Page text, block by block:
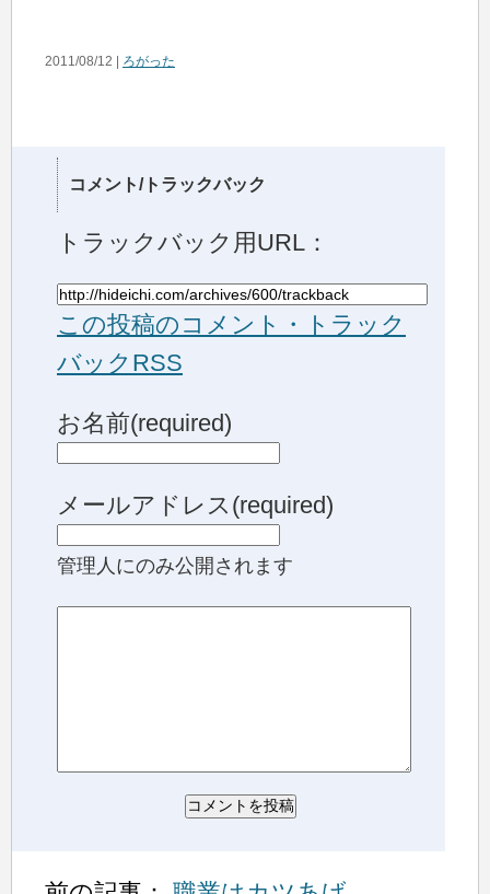
2011/08/12 | ろがった
コメント/トラックバック
トラックバック用URL：
この投稿のコメント・トラック
バックRSS
お名前(required)
メールアドレス(required)
管理人にのみ公開されます